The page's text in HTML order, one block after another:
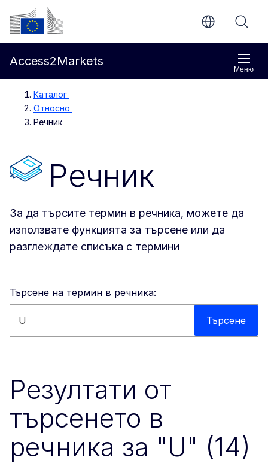
Направо към основното съдържание
Европейска комисия
Меню
Access2Markets
Каталог
Относно
Речник
Речник
За да търсите термин в речника, можете да
използвате функцията за търсене или да
разглеждате списъка с термини
Търсене на термин в речника:
Търсене в този уебсайт Търсене
Резултати от
търсенето в
речника за "U" (14)